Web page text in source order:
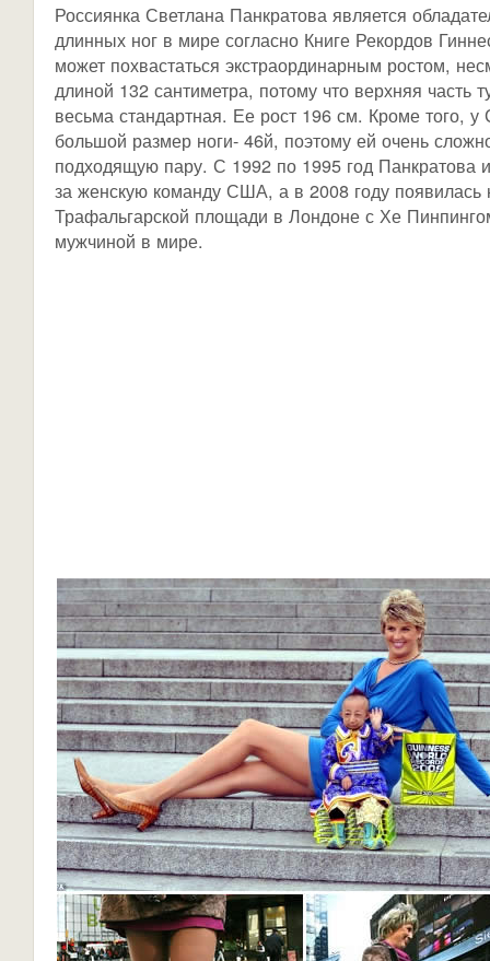
Россиянка Светлана Панкратова является
длинных ног в мире согласно Книге Рекордов
может похвастаться экстраординарным ростом,
длиной 132 сантиметра, потому что верхняя часть
весьма стандартная. Ее рост 196 см. Кроме того, у
большой размер ноги- 46й, поэтому ей очень
подходящую пару. С 1992 по 1995 год Панкратова
за женскую команду США, а в 2008 году появилась
Трафальгарской площади в Лондоне с Хе
мужчиной в мире.